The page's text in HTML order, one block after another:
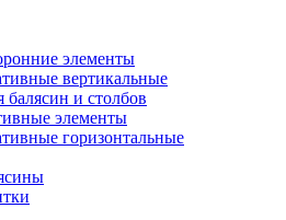
элементы
вертикальные
балясин и столбов
элементы
горизонтальные